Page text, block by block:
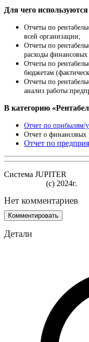
Для чего
Отчеты по
всей организации;
Отчеты по
расходы финансовых
Отчеты по
бюджетам
Отчеты по
анализ работы
В категорию
Отчет по прибылям/
Отчет о финансовых
Отчет по
Система
(с) 2024г.
Нет комментариев
Комментировать
Детали